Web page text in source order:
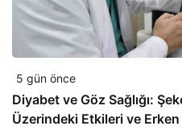
5 gün önce
Diyabet ve Göz Sağlığı:
Üzerindeki Etkileri ve